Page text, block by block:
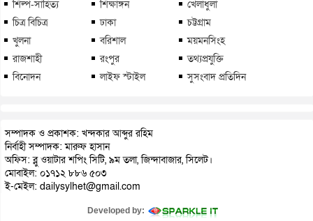
শিল্প-সাহিত্য
শিক্ষাঙ্গন
খেলাধুলা
চিত্র বিচিত্র
ঢাকা
চট্টগ্রাম
খুলনা
বরিশাল
ময়মনসিংহ
রাজশাহী
রংপুর
তথ্যপ্রযুক্তি
বিনোদন
লাইফ স্টাইল সুসংবাদ প্রতিদিন
সম্পাদক ও প্রকাশক: খন্দকার আব্দুর রহিম
নির্বাহী সম্পাদক: মারুফ হাসান
অফিস: ব্লু ওয়াটার শপিং সিটি, ৯ম তলা, জিন্দাবাজার, সিলেট।
মোবাইল: ০১৭১২ ৮৮৬ ৫০৩
ই-মেইল: dailysylhet@gmail.com
Developed by: